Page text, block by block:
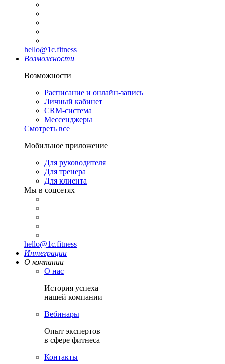
hello@1c.fitness
Возможности
Возможности
Расписание и онлайн-запись
Личный кабинет
CRM-система
Мессенджеры
Смотреть все
Мобильное приложение
Для руководителя
Для тренера
Для клиента
Мы в соцсетях
hello@1c.fitness
Интеграции
О компании
О нас
История успеха
нашей компании
Вебинары
Опыт экспертов
в сфере фитнеса
Контакты